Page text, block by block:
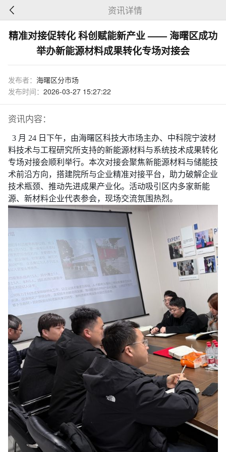
资讯详情
精准对接促转化 科创赋能新产业 —— 海曙区成功
举办新能源材料成果转化专场对接会
发布者： 海曙区分市场
发布时间： 2026-03-27 15:27:22
资讯内容：
3 月 24 日下午，由海曙区科技大市场主办、中科院宁波材
料技术与工程研究所支持的新能源材料与系统技术成果转化
专场对接会顺利举行。本次对接会聚焦新能源材料与储能技
术前沿方向，搭建院所与企业精准对接平台，助力破解企业
技术瓶颈、推动先进成果产业化。活动吸引区内多家新能
源、新材料企业代表参会，现场交流氛围热烈。